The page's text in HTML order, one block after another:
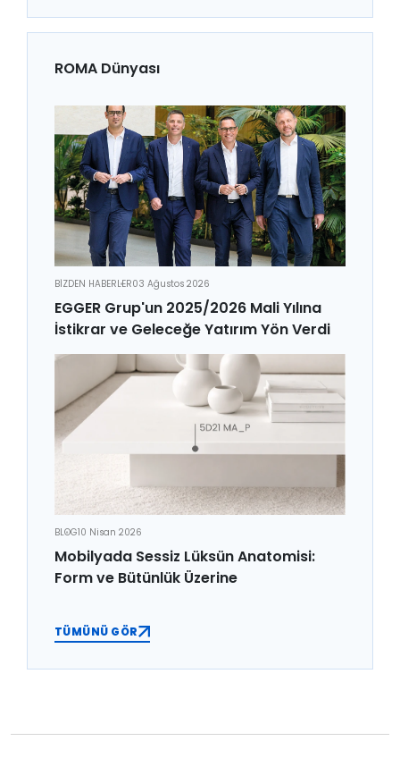
ROMA Dünyası
BİZDEN HABERLER03 Ağustos 2026
EGGER Grup'un 2025/2026 Mali Yılına
İstikrar ve Geleceğe Yatırım Yön Verdi
BLOG10 Nisan 2026
Mobilyada Sessiz Lüksün Anatomisi:
Form ve Bütünlük Üzerine
TÜMÜNÜ GÖR